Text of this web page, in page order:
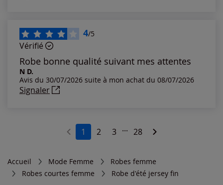
4/5
Vérifié
Robe bonne qualité suivant mes attentes
N D.
Avis du 30/07/2026 suite à mon achat du 08/07/2026
Signaler
1 2 3 ... 28
Accueil Mode Femme
Robes femme
Robes courtes femme
Robe d'été jersey fin